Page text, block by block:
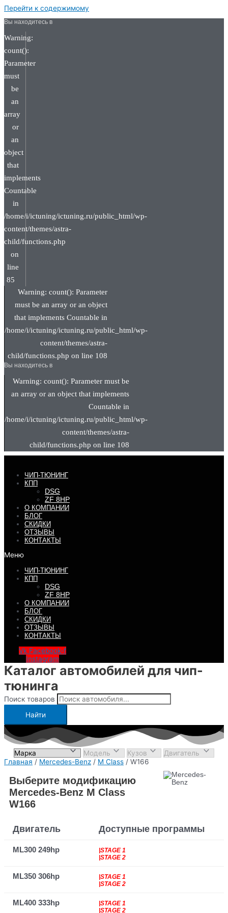
Перейти к содержимому
Вы находитесь в
Warning:
count():
Parameter
must
be
an
array
or
an
object
that
implements
Countable
in
/home/i/ictuning/ictuning.ru/public_html/wp-
content/themes/astra-
child/functions.php
on
line
85
Warning: count(): Parameter
must be an array or an object
that implements Countable in
/home/i/ictuning/ictuning.ru/public_html/wp-
content/themes/astra-
child/functions.php on line 108
Вы находитесь в
Warning: count(): Parameter must be
an array or an object that implements
Countable in
/home/i/ictuning/ictuning.ru/public_html/wp-
content/themes/astra-
child/functions.php on line 108
ЧИП-ТЮНИНГ
КПП
DSG
ZF 8HP
О КОМПАНИИ
БЛОГ
СКИДКИ
ОТЗЫВЫ
КОНТАКТЫ
Меню
ЧИП-ТЮНИНГ
КПП
DSG
ZF 8HP
О КОМПАНИИ
БЛОГ
СКИДКИ
ОТЗЫВЫ
КОНТАКТЫ
Vk Facebook-f
Instagram
Каталог автомобилей для чип-
тюнинга
Поиск товаров
Найти
Главная / Mercedes-Benz / M Class / W166
Выберите модификацию
Mercedes-Benz M Class
W166
Двигатель Доступные программы
ML300 249hp
|STAGE 1
|STAGE 2
ML350 306hp
|STAGE 1
|STAGE 2
ML400 333hp
|STAGE 1
|STAGE 2